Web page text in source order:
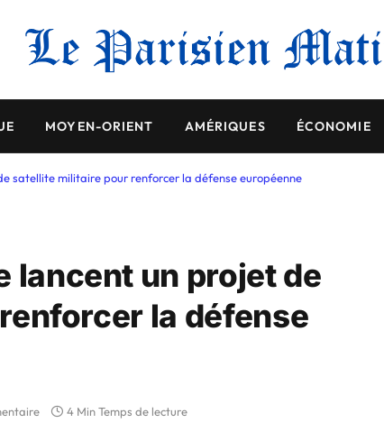
MOYEN-ORIENT AMÉRIQUES ÉCONOMIE
satellite militaire pour renforcer la défense européenne
lancent un projet de
la défense
4 Min Temps de lecture